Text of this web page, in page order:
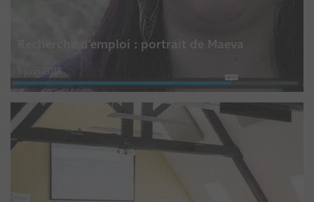
Recherche d’emploi : portrait de Maeva
1 juin 2018